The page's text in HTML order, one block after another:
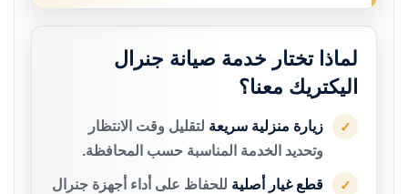
لماذا تختار خدمة صيانة جنرال
اليكتريك معنا؟
✓ زيارة منزلية سريعة لتقليل وقت الانتظار
وتحديد الخدمة المناسبة حسب المحافظة.
✓ قطع غيار أصلية للحفاظ على أداء أجهزة جنرال